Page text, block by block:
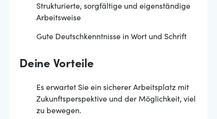
Strukturierte, sorgfältige und eigenständige
Arbeitsweise
Gute Deutschkenntnisse in Wort und Schrift
Deine Vorteile
Es erwartet Sie ein sicherer Arbeitsplatz mit
Zukunftsperspektive und der Möglichkeit, viel
zu bewegen.